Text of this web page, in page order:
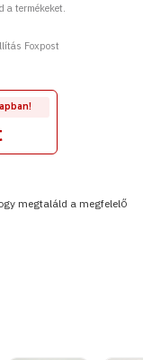
megtaláld a megfelelő
a termékeket.
Foxpost